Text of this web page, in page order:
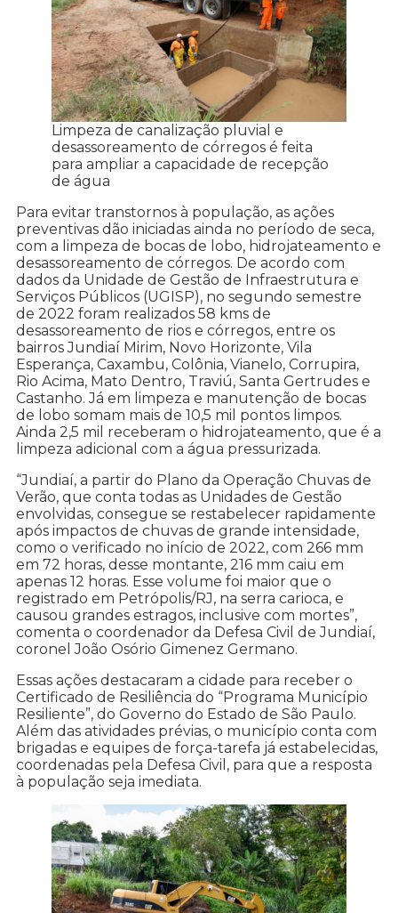
Limpeza de canalização pluvial e
desassoreamento de córregos é feita
para ampliar a capacidade de recepção
de água
Para evitar transtornos à população, as ações
preventivas dão iniciadas ainda no período de seca,
com a limpeza de bocas de lobo, hidrojateamento e
desassoreamento de córregos. De acordo com
dados da Unidade de Gestão de Infraestrutura e
Serviços Públicos (UGISP), no segundo semestre
de 2022 foram realizados 58 kms de
desassoreamento de rios e córregos, entre os
bairros Jundiaí Mirim, Novo Horizonte, Vila
Esperança, Caxambu, Colônia, Vianelo, Corrupira,
Rio Acima, Mato Dentro, Traviú, Santa Gertrudes e
Castanho. Já em limpeza e manutenção de bocas
de lobo somam mais de 10,5 mil pontos limpos.
Ainda 2,5 mil receberam o hidrojateamento, que é a
limpeza adicional com a água pressurizada.
“Jundiaí, a partir do Plano da Operação Chuvas de
Verão, que conta todas as Unidades de Gestão
envolvidas, consegue se restabelecer rapidamente
após impactos de chuvas de grande intensidade,
como o verificado no início de 2022, com 266 mm
em 72 horas, desse montante, 216 mm caiu em
apenas 12 horas. Esse volume foi maior que o
registrado em Petrópolis/RJ, na serra carioca, e
causou grandes estragos, inclusive com mortes”,
comenta o coordenador da Defesa Civil de Jundiaí,
coronel João Osório Gimenez Germano.
Essas ações destacaram a cidade para receber o
Certificado de Resiliência do “Programa Município
Resiliente”, do Governo do Estado de São Paulo.
Além das atividades prévias, o município conta com
brigadas e equipes de força-tarefa já estabelecidas,
coordenadas pela Defesa Civil, para que a resposta
à população seja imediata.